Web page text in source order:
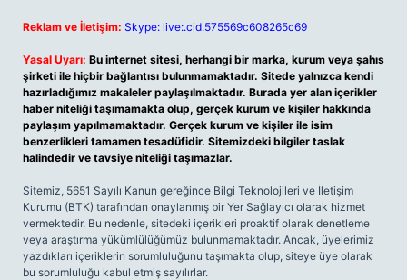
Reklam ve İletişim: Skype: live:.cid.575569c608265c69
Yasal Uyarı: Bu internet sitesi, herhangi bir marka, kurum veya şahıs
şirketi ile hiçbir bağlantısı bulunmamaktadır. Sitede yalnızca kendi
hazırladığımız makaleler paylaşılmaktadır. Burada yer alan içerikler
haber niteliği taşımamakta olup, gerçek kurum ve kişiler hakkında
paylaşım yapılmamaktadır. Gerçek kurum ve kişiler ile isim
benzerlikleri tamamen tesadüfidir. Sitemizdeki bilgiler taslak
halindedir ve tavsiye niteliği taşımazlar.
Sitemiz, 5651 Sayılı Kanun gereğince Bilgi Teknolojileri ve İletişim
Kurumu (BTK) tarafından onaylanmış bir Yer Sağlayıcı olarak hizmet
vermektedir. Bu nedenle, sitedeki içerikleri proaktif olarak denetleme
veya araştırma yükümlülüğümüz bulunmamaktadır. Ancak, üyelerimiz
yazdıkları içeriklerin sorumluluğunu taşımakta olup, siteye üye olarak
bu sorumluluğu kabul etmiş sayılırlar.